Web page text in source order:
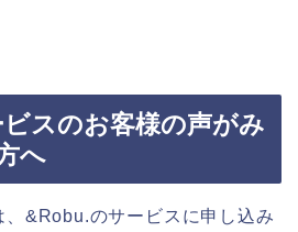
スのお客様の声がみ
へ
、&Robu.のサービスに申し込み